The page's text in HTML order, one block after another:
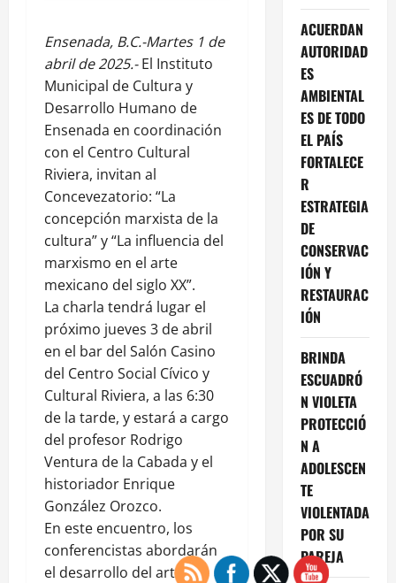
Ensenada, B.C.-Martes 1 de
abril de 2025.-El Instituto
Municipal de Cultura y
Desarrollo Humano de
Ensenada en coordinación
con el Centro Cultural
Riviera, invitan al
Concevezatorio: “La
concepción marxista de la
cultura” y “La influencia del
marxismo en el arte
mexicano del siglo XX”.
La charla tendrá lugar el
próximo jueves 3 de abril
en el bar del Salón Casino
del Centro Social Cívico y
Cultural Riviera, a las 6:30
de la tarde, y estará a cargo
del profesor Rodrigo
Ventura de la Cabada y el
historiador Enrique
González Orozco.
En este encuentro, los
conferencistas abordarán
el desarrollo del arte y la
ACUERDAN
AUTORIDAD
ES
AMBIENTAL
ES DE TODO
EL PAÍS
FORTALECE
R
ESTRATEGIA
DE
CONSERVAC
IÓN Y
RESTAURAC
IÓN
BRINDA
ESCUADRÓ
N VIOLETA
PROTECCIÓ
N A
ADOLESCEN
TE
VIOLENTADA
POR SU
PAREJA